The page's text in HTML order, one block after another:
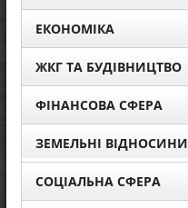
ЕКОНОМІКА
ЖКГ ТА БУДІВНИЦТВО
ФІНАНСОВА СФЕРА
ЗЕМЕЛЬНІ ВІДНОСИНИ
СОЦІАЛЬНА СФЕРА